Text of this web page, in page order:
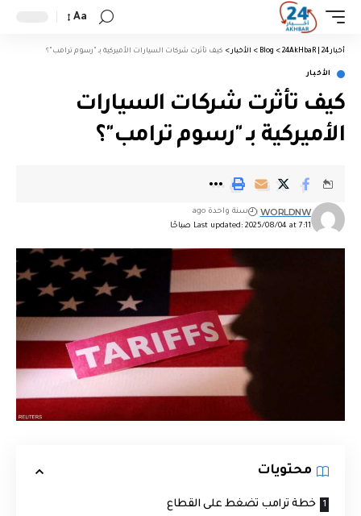
Aa
أخبار 24 | 24AkHbaR >
Blog
> الأخبار > كيف تأثرت شركات السيارات الأميركية بـ "رسوم ترامب"؟
الأخبار
كيف تأثرت شركات السيارات
الأميركية بـ "رسوم ترامب"؟
Last updated: 2025/08/04 at 7:11 صباحًا
WORLDNW سنة واحدة ago
محتويات
خطة ترامب تضغط على القطاع